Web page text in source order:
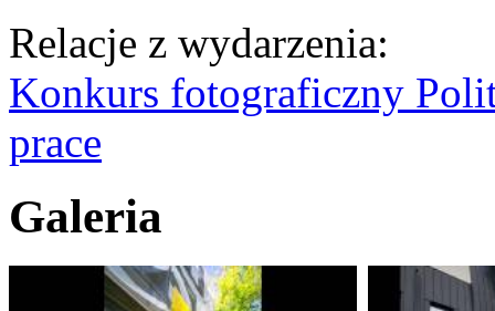
Relacje z wydarzenia:
Konkurs fotograficzny
prace
Galeria